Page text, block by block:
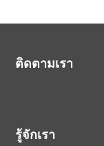
ติดตามเรา
รู้จักเรา